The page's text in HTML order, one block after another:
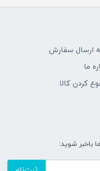
ارسال سفارش
ما
کردن کالا
باخبر شوید: